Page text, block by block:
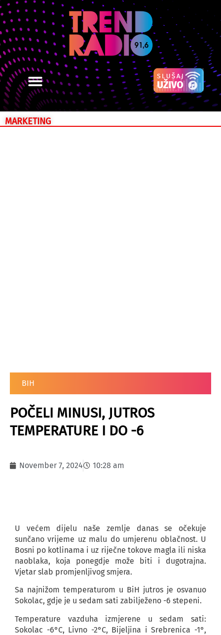
MARKETING
BIH
POČELI MINUSI, JUTROS
TEMPERATURE I DO -6
November 7, 2024 10:28 am
U većem dijelu naše zemlje danas se očekuje
sunčano vrijeme uz malu do umjerenu oblačnost. U
Bosni po kotlinama i uz riječne tokove magla ili niska
naoblaka, koja ponegdje može biti i dugotrajna.
Vjetar slab promjenljivog smjera.
Sa najnižom temperaturom u BiH jutros je osvanuo
Sokolac, gdje je u sedam sati zabilježeno -6 stepeni.
Temperature vazduha izmjerene u sedam sati:
Sokolac -6°C, Livno -2°C, Bijeljina i Srebrenica -1°,